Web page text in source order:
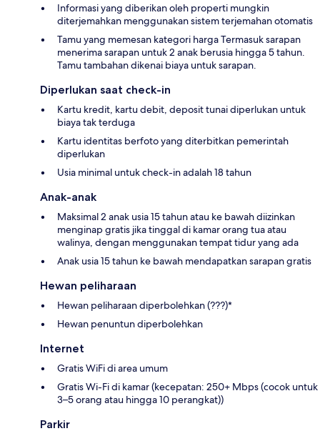
Informasi yang diberikan oleh properti mungkin
diterjemahkan menggunakan sistem terjemahan otomatis
Tamu yang memesan kategori harga Termasuk sarapan
menerima sarapan untuk 2 anak berusia hingga 5 tahun.
Tamu tambahan dikenai biaya untuk sarapan.
Diperlukan saat check-in
Kartu kredit, kartu debit, deposit tunai diperlukan untuk
biaya tak terduga
Kartu identitas berfoto yang diterbitkan pemerintah
diperlukan
Usia minimal untuk check-in adalah 18 tahun
Anak-anak
Maksimal 2 anak usia 15 tahun atau ke bawah diizinkan
menginap gratis jika tinggal di kamar orang tua atau
walinya, dengan menggunakan tempat tidur yang ada
Anak usia 15 tahun ke bawah mendapatkan sarapan gratis
Hewan peliharaan
Hewan peliharaan diperbolehkan (???)*
Hewan penuntun diperbolehkan
Internet
Gratis WiFi di area umum
Gratis Wi-Fi di kamar (kecepatan: 250+ Mbps (cocok untuk
3–5 orang atau hingga 10 perangkat))
Parkir